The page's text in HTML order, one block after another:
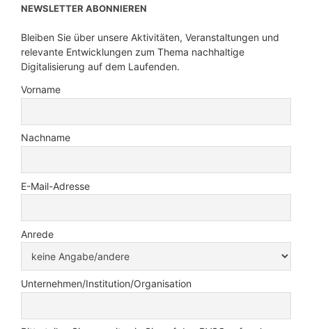
NEWSLETTER ABONNIEREN
Bleiben Sie über unsere Aktivitäten, Veranstaltungen und
relevante Entwicklungen zum Thema nachhaltige
Digitalisierung auf dem Laufenden.
Vorname
Nachname
E-Mail-Adresse
Anrede
Unternehmen/Institution/Organisation